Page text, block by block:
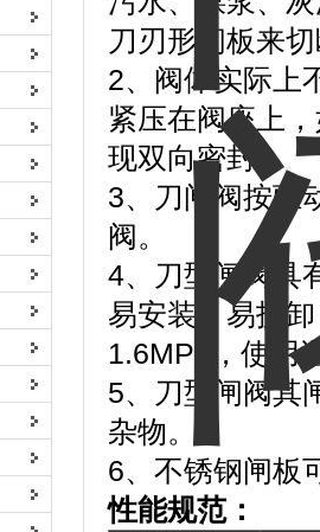
刀刃形闸板来
2、阀体实际上
紧压在阀座上
现双向密封。
3、刀闸阀按驱
阀。
4、刀型闸阀具
易安装、易拆
1.6MPa，使用
5、刀型闸阀其
杂物。
6、不锈钢闸板
性能规范：